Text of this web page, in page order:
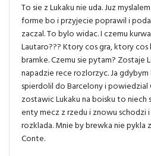
To sie z Lukaku nie uda. Juz
forme bo i przyjecie poprawil i
zaczal. To bylo widac. I czemu
Lautaro??? Ktory cos gra, ktory
bramke. Czemu sie pytam? Zostaje
napadzie rece rozlorzyc. Ja
spierdolil do Barcelony i
zostawic Lukaku na boisku to niech
enty mecz z rzedu i znowu schodzi
rozklada. Mnie by brewka nie
Conte.